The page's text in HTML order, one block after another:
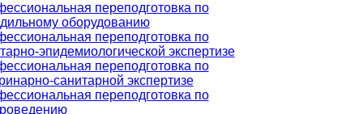
переподготовка по
оборудованию
переподготовка по
эпидемиологической экспертизе
переподготовка по
санитарной экспертизе
переподготовка по